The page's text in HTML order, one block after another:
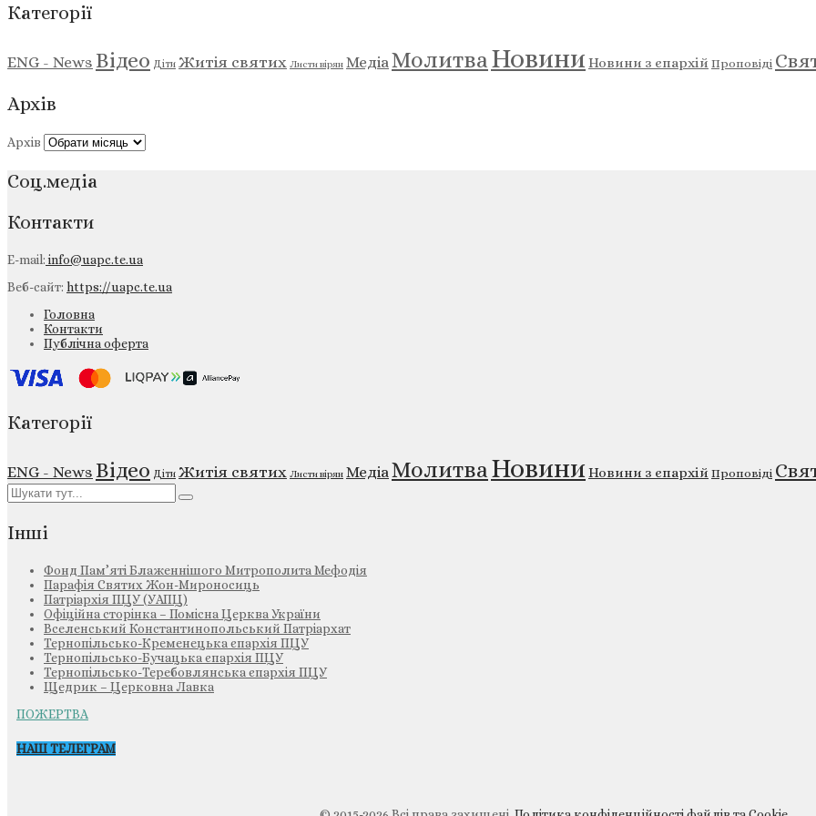
Категорії
ENG - News Відео Діти Житія святих Листи вірян МедіаМолитваНовини Новини з єпархій Проповіді
Архів
Архів
Соц.медіа
Контакти
E-mail:info@uapc.te.ua
Веб-сайт: https://uapc.te.ua
Головна
Контакти
Публічна оферта
Категорії
ENG - News Відео Діти Житія святих Листи вірян МедіаМолитваНовиниНовини з єпархій Проповіді
Інші
Фонд Пам’яті Блаженнішого Митрополита Мефодія
Парафія Святих Жон-Мироносиць
Патріархія ПЦУ (УАПЦ)
Офіційна сторінка – Помісна Церква України
Вселенський Константинопольський Патріархат
Тернопільсько-Кременецька єпархія ПЦУ
Тернопільсько-Бучацька єпархія ПЦУ
Тернопільсько-Теребовлянська єпархія ПЦУ
Щедрик – Церковна Лавка
ПОЖЕРТВА
НАШ ТЕЛЕГРАМ